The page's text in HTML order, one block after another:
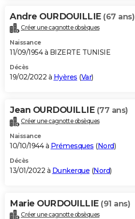
Andre OURDOUILLIE (67 ans)
Créer une cagnotte obsèques
Naissance
11/09/1954 à BIZERTE TUNISIE
Décès
19/02/2022 à Hyères (Var)
Jean OURDOUILLIE (77 ans)
Créer une cagnotte obsèques
Naissance
10/10/1944 à Prémesques (Nord)
Décès
13/01/2022 à Dunkerque (Nord)
Marie OURDOUILLIE (91 ans)
Créer une cagnotte obsèques